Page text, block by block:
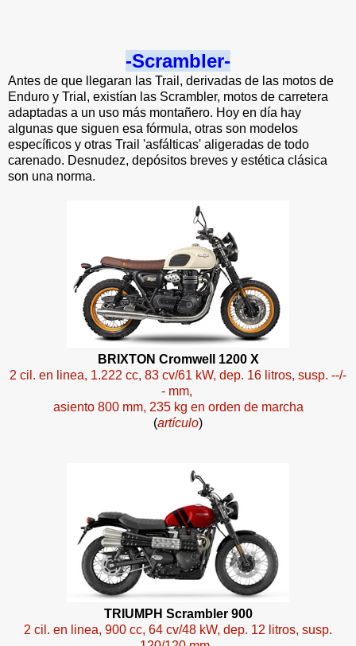
-Scrambler-
Antes de que llegaran las Trail, derivadas de las motos de
Enduro y Trial, existían las Scrambler, motos de carretera
adaptadas a un uso más montañero. Hoy en día hay
algunas que siguen esa fórmula, otras son modelos
específicos y otras Trail 'asfálticas' aligeradas de todo
carenado. Desnudez, depósitos breves y estética clásica
son una norma.
BRIXTON Cromwell 1200 X
2 cil. en linea, 1.222 cc, 83 cv/61 kW, dep. 16 litros, susp. --/-
- mm,
asiento 800 mm, 235 kg en orden de marcha
(artículo)
TRIUMPH Scrambler 900
2 cil. en linea, 900 cc, 64 cv/48 kW, dep. 12 litros, susp.